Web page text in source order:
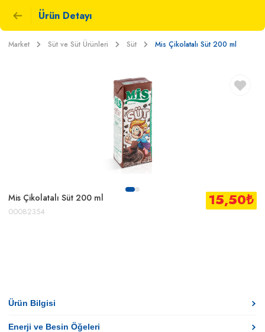
Ürün Detayı
Market Süt ve Süt Ürünleri Süt Mis Çikolatalı Süt 200 ml
Mis Çikolatalı Süt 200 ml
00082354
15,50₺
Ürün Bilgisi
Enerji ve Besin Öğeleri